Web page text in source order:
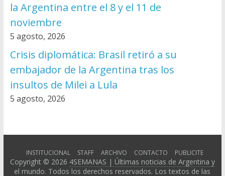
la Argentina entre el 8 y el 11 de
noviembre
5 agosto, 2026
Crisis diplomática: Brasil retiró a su
embajador de la Argentina tras los
insultos de Milei a Lula
5 agosto, 2026
INSTITUCIONAL STAFF ARCHIVO CONTACTO PUBLICITE
Copyright © 2026 4SEMANAS | Últimas noticias de Argentina y
el mundo. Todos los derechos reservados. Los textos de las